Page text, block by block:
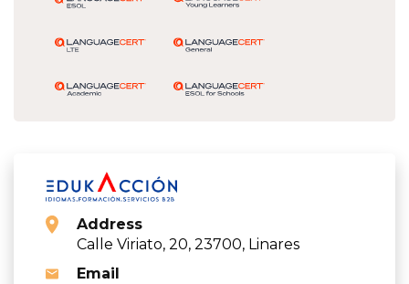
Address
Calle Viriato, 20, 23700, Linares
Email